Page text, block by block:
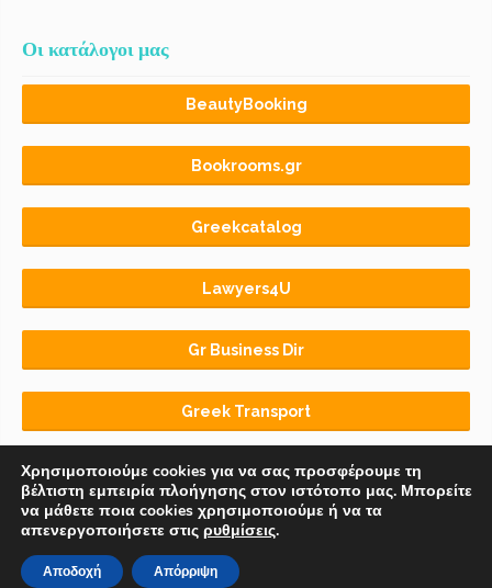
Οι κατάλογοι μας
BeautyBooking
Bookrooms.gr
Greekcatalog
Lawyers4U
Gr Business Dir
Greek Transport
Αρχική BLOG ΟΡΟΙ ΧΡΗΣΗΣ
© 2018-2026 Copyright byEuro-Telecommerce IKE
Χρησιμοποιούμε cookies για να σας προσφέρουμε τη
βέλτιστη εμπειρία πλοήγησης στον ιστότοπο μας. Μπορείτε
να μάθετε ποια cookies χρησιμοποιούμε ή να τα
απενεργοποιήσετε στις ρυθμίσεις.
Αποδοχή Απόρριψη